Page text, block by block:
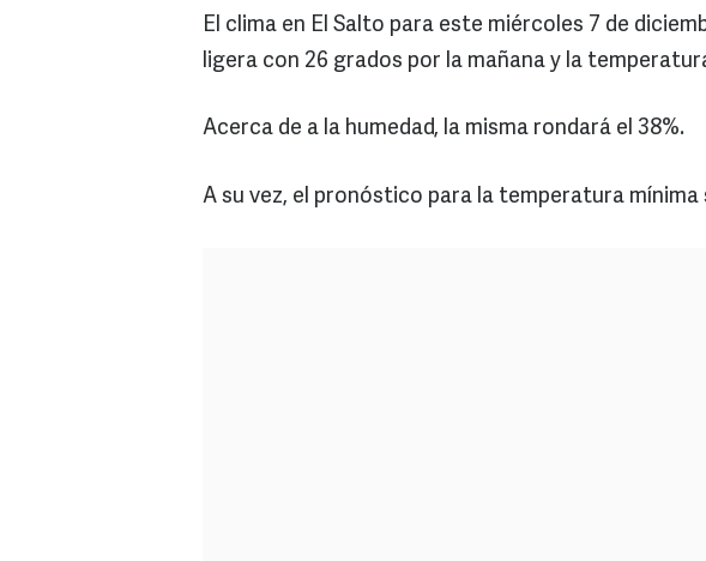
El clima en El Salto para este miércoles 7 de
ligera con 26 grados por la mañana y la
Acerca de a la humedad, la misma rondará el 38%.
A su vez, el pronóstico para la temperatura mínima